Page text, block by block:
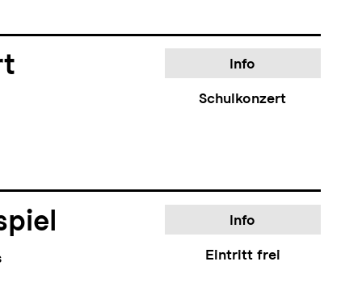
Info
Schulkonzert
Info
Eintritt frei